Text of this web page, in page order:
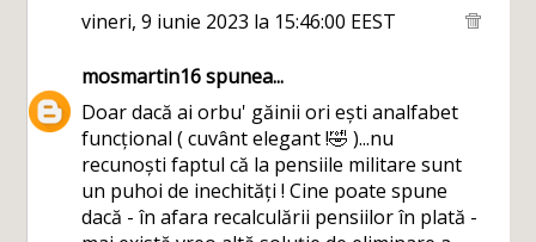
vineri, 9 iunie 2023 la 15:46:00 EEST
mosmartin16spunea...
Doar dacă ai orbu' găinii ori ești analfabet
funcțional ( cuvânt elegant !🤣 )...nu
recunoști faptul că la pensiile militare sunt
un puhoi de inechități ! Cine poate spune
dacă - în afara recalculării pensiilor în plată -